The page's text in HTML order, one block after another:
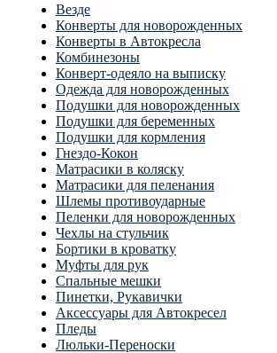
Везде
Конверты для новорожденных
Конверты в Автокресла
Комбинезоны
Конверт-одеяло на выписку
Одежда для новорожденных
Подушки для новорожденных
Подушки для беременных
Подушки для кормления
Гнездо-Кокон
Матрасики в коляску
Матрасики для пеленания
Шлемы противоударные
Пеленки для новорожденных
Чехлы на стульчик
Бортики в кроватку
Муфты для рук
Спальные мешки
Пинетки, Рукавички
Аксессуары для Автокресел
Пледы
Люльки-Переноски